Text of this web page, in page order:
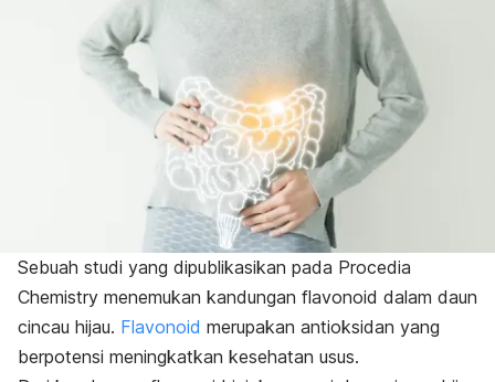
Sebuah studi yang dipublikasikan pada Procedia
Chemistry menemukan kandungan flavonoid dalam daun
cincau hijau. Flavonoid merupakan antioksidan yang
berpotensi meningkatkan kesehatan usus.